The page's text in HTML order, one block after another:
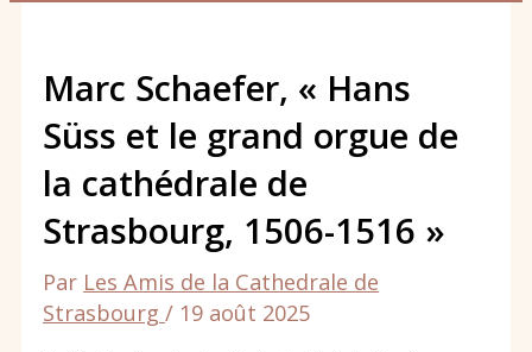
Marc Schaefer, « Hans
Süss et le grand orgue de
la cathédrale de
Strasbourg, 1506-1516 »
Par Les Amis de la Cathedrale de
Strasbourg/ 19 août 2025